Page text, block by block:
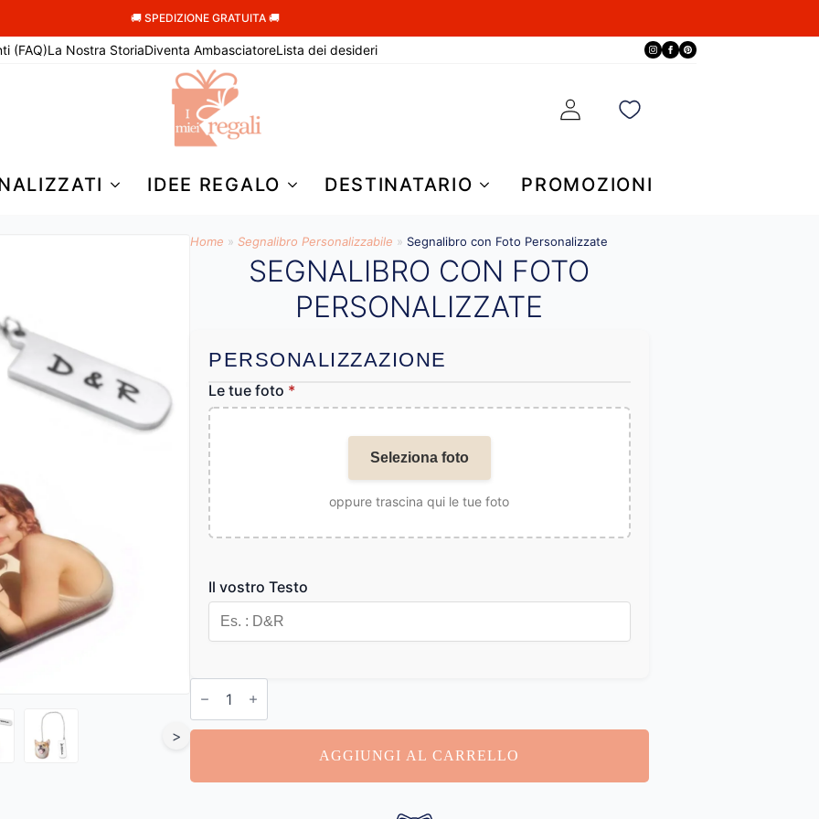
🚚 SPEDIZIONE GRATUITA 🚚
(FAQ)La Nostra StoriaDiventa AmbasciatoreLista dei desideri
IDEE REGALO DESTINATARIO PROMOZIONI
>
Home » Segnalibro Personalizzabile » Segnalibro con Foto Personalizzate
SEGNALIBRO CON FOTO
PERSONALIZZATE
PERSONALIZZAZIONE
Le tue foto *
Seleziona foto
oppure trascina qui le tue foto
Il vostro Testo
Segnalibro
con
Foto
Personalizzate
AGGIUNGI AL CARRELLO